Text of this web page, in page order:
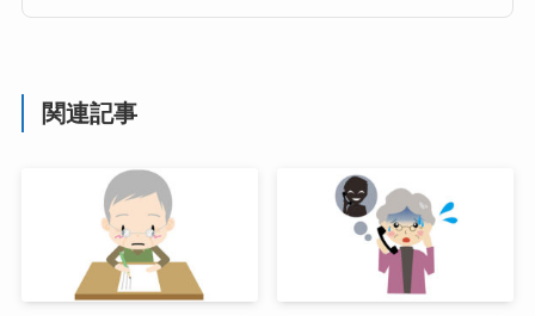
関連記事